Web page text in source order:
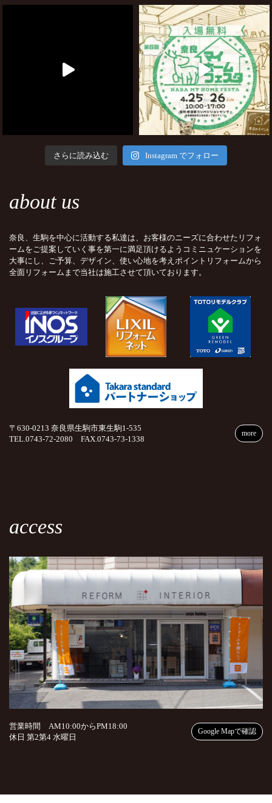
さらに読み込む Instagram でフォロー
about us
奈良、生駒を中心に活動する私達は、お客様のニーズに合わせたリフォ
ームをご提案していく事を第一に満足頂けるようコミニュケーションを
大事にし、ご予算、デザイン、使い心地を考えポイントリフォームから
全面リフォームまで当社は施工させて頂いております。
〒630-0213 奈良県生駒市東生駒1-535
TEL.0743-72-2080 FAX.0743-73-1338
more
access
営業時間 AM10:00からPM18:00
休日 第2第4 水曜日
Google Mapで確認